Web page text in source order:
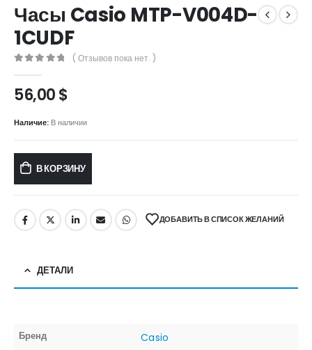
Часы Casio MTP-V004D-
1CUDF
( Отзывов пока нет. )
56,00$
Наличие: В наличии
В КОРЗИНУ
ДОБАВИТЬ В СПИСОК ЖЕЛАНИЙ
ДЕТАЛИ
Бренд Casio